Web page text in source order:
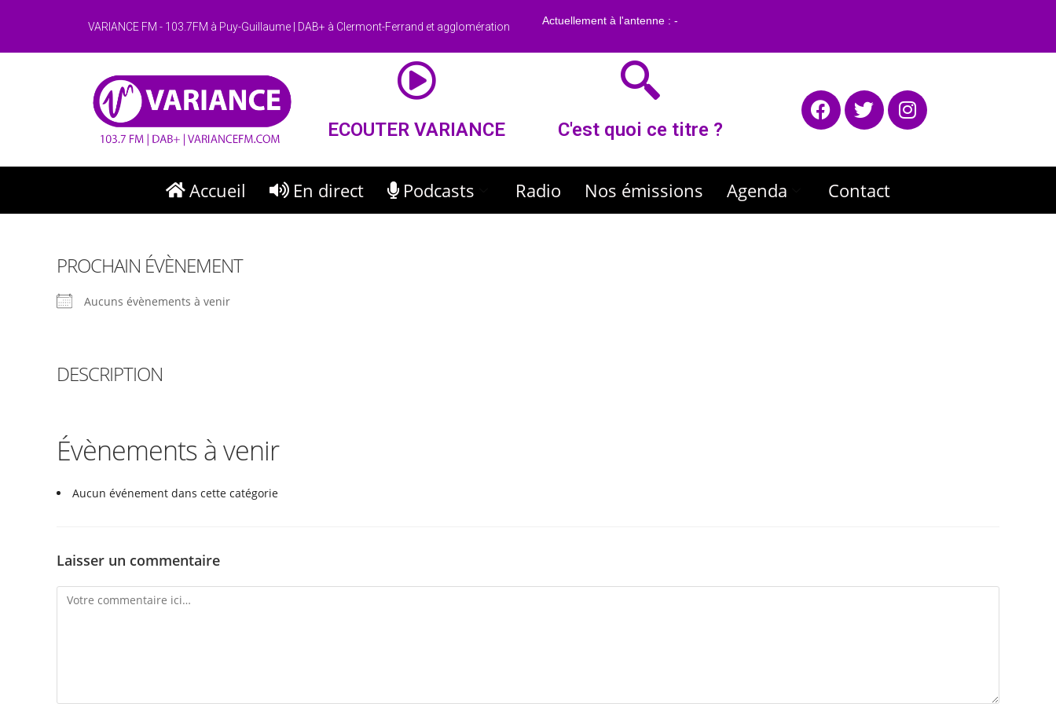
VARIANCE FM - 103.7FM à Puy-Guillaume | DAB+ à Clermont-Ferrand et agglomération
ECOUTER VARIANCE C'est quoi ce titre ?
Accueil En direct Podcasts Radio Nos émissions Agenda Contact
PROCHAIN ÉVÈNEMENT
Aucuns évènements à venir
DESCRIPTION
Évènements à venir
Aucun événement dans cette catégorie
Laisser un commentaire